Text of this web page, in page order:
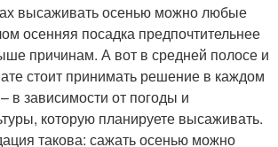
высаживать осенью можно любые
осенняя посадка предпочтительнее
причинам. А вот в средней полосе и
стоит принимать решение в каждом
в зависимости от погоды и
которую планируете высаживать.
такова: сажать осенью можно